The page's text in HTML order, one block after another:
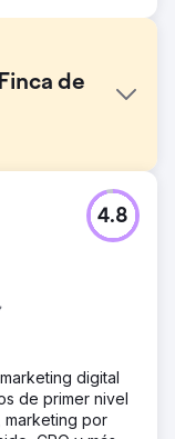
de
digital de
el marketing por
comprensivo,
todas nuestras
cumplir con
unificados en
demográficos
4.8
digital
de primer nivel
marketing por